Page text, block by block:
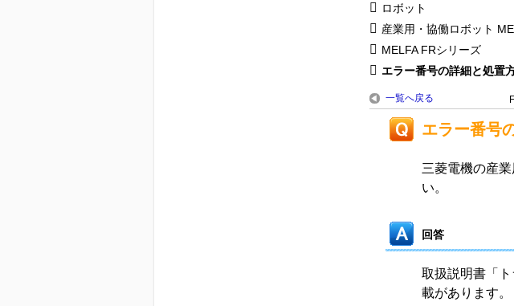
ロボット
産業用・協働ロボット
MELFA FRシリーズ
エラー番号の詳細と処置
一覧へ戻る
エラー番号
三菱電機の産
い。
回答
取扱説明書「
載があります。